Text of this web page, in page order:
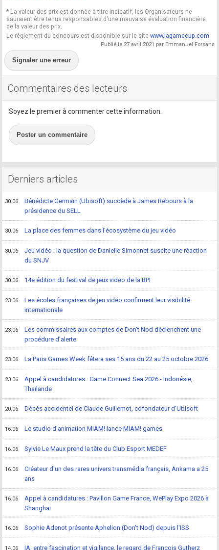
* La valeur des prix est donnée à titre indicatif, les Organisateurs ne
sauraient être tenus responsables d'une mauvaise évaluation financière
de la valeur des prix.
Le règlement du concours est disponible sur le sitewww.lagamecup.com
Publié le 27 avril 2021 par Emmanuel Forsans
Signaler une erreur
Commentaires des lecteurs
Soyez le premier à commenter cette information.
Poster un commentaire
Derniers articles
30.06
Bénédicte Germain (Ubisoft) succède à James Rebours à la
présidence du SELL
30.06 La place des femmes dans l'écosystème du jeu vidéo
30.06
Jeu vidéo : la question de Danielle Simonnet suscite une réaction
du SNJV
30.06 14e édition du festival de jeux video de la BPI
23.06
Les écoles françaises de jeu vidéo confirment leur visibilité
internationale
23.06
Les commissaires aux comptes de Don't Nod déclenchent une
procédure d'alerte
23.06 La Paris Games Week fêtera ses 15 ans du 22 au 25 octobre 2026
23.06
Appel à candidatures : Game Connect Sea 2026 - Indonésie,
Thaïlande
20.06 Décès accidentel de Claude Guillemot, cofondateur d'Ubisoft
16.06 Le studio d'animation MIAM! lance MIAM! games
16.06 Sylvie Le Maux prend la tête du Club Esport MEDEF
16.06
Créateur d'un des rares univers transmédia français, Ankama a 25
ans
16.06
Appel à candidatures : Pavillon Game France, WePlay Expo 2026 à
Shanghai
16.06 Sophie Adenot présente Aphelion (Don't Nod) depuis l'ISS
14.06 IA, entre fascination et vigilance, le regard de François Gutherz